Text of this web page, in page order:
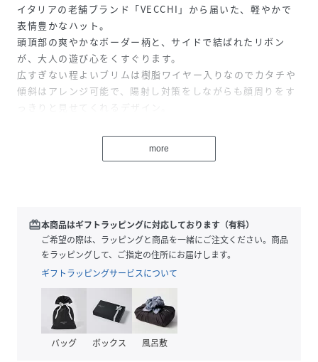
イタリアの老舗ブランド「VECCHI」から届いた、軽やかで
表情豊かなハット。
頭頂部の爽やかなボーダー柄と、サイドで結ばれたリボン
が、大人の遊び心をくすぐります。
広すぎない程よいブリムは樹脂ワイヤー入りなのでカタチや
傾斜はアレンジ可能で、陽射し対策をしながらも顔周りをす
っきりと見せてくれるデザイン。
リゾートスタイルにはもちろん、デイリーカジュアルのアク
------------------------------------
着用シーズン：初夏
-------------------------------------
※商品の色味は、撮影場所や光のあたり具合、お客様のお使
いの機器により色味が違って見える場合がございます。予め
ご了承ください。
more
redeem本商品はギフトラッピングに対応しております（有料）
ご希望の際は、ラッピングと商品を一緒にご注文ください。商品
をラッピングして、ご指定の住所にお届けします。
ギフトラッピングサービスについて
バッグ ボックス 風呂敷